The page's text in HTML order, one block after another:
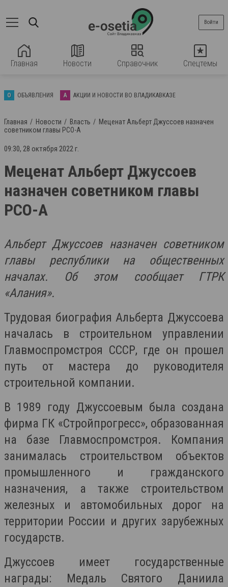
Главная Новости Справочник Спецтемы
Войти
О ОБЪЯВЛЕНИЯ А АКЦИИ И НОВОСТИ ВО ВЛАДИКАВКАЗЕ
Главная Новости Власть
Меценат Альберт Джуссоев назначен
советником главы РСО-А
09:30, 28 октября 2022 г.
Меценат Альберт Джуссоев
назначен советником главы
РСО-А
Альберт Джуссоев назначен советником
главы республики на общественных
началах. Об этом сообщает ГТРК
«Алания».
Трудовая биография Альберта Джуссоева
началась в строительном управлении
Главмоспромстроя СССР, где он прошел
путь от мастера до руководителя
строительной компании.
В 1989 году Джуссоевым была создана
фирма ГК «Стройпрогресс», образованная
на базе Главмоспромстроя. Компания
занималась строительством объектов
промышленного и гражданского
назначения, а также строительством
железных и автомобильных дорог на
территории России и других зарубежных
государств.
Джуссоев имеет государственные
награды: Медаль Святого Даниила